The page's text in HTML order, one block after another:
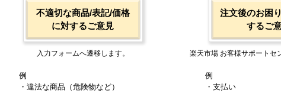
不適切な商品/表記/価格
に対するご意見
入力フォームへ遷移します。
例
・違法な商品（危険物など）
注文後のお困
するご
楽天市場 お客様サポートセ
例
・支払い